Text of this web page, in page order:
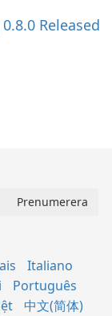
Released
Italiano
Português
中文(简体)